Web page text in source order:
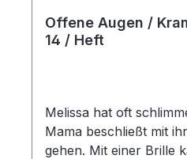
Offene Augen /
14 / Heft
Melissa hat oft
Mama beschließt mit
gehen. Mit einer Brille